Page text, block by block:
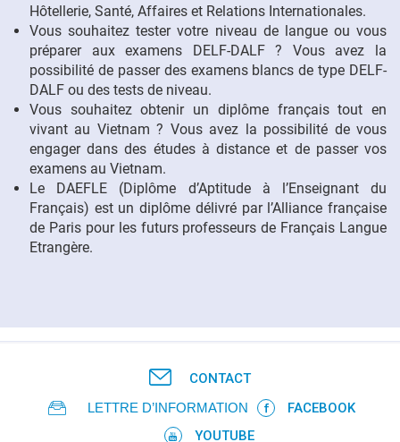
Hôtellerie, Santé, Affaires et Relations Internationales.
Vous souhaitez tester votre niveau de langue ou vous
préparer aux examens DELF-DALF ? Vous avez la
possibilité de passer des examens blancs de type DELF-
DALF ou des tests de niveau.
Vous souhaitez obtenir un diplôme français tout en
vivant au Vietnam ? Vous avez la possibilité de vous
engager dans des études à distance et de passer vos
examens au Vietnam.
Le DAEFLE (Diplôme d’Aptitude à l’Enseignant du
Français) est un diplôme délivré par l’Alliance française
de Paris pour les futurs professeurs de Français Langue
Etrangère.
CONTACT
LETTRE D’INFORMATION
FACEBOOK
YOUTUBE